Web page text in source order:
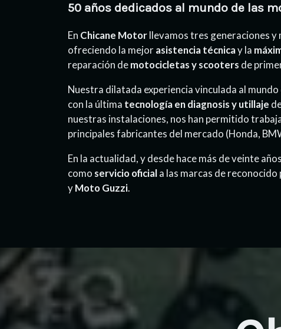
50 años dedicados al mundo de las
En Chicane Motorllevamos tres generaciones y
ofreciendo la mejorasistencia técnicay la
reparación demotocicletas y scooters de
Nuestra dilatada experiencia vinculada al mundo
con la última tecnología en diagnosis y utillaje
nuestras instalaciones, nos han permitido
principales fabricantes del mercado (Honda,
En la actualidad, y desde hace más de veinte
como servicio oficiala las marcas de
yMoto Guzzi.